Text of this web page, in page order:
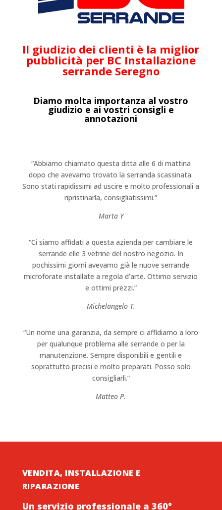
Il giudizio dei clienti è la miglior
pubblicità per BC Installazione
serrande Seregno
Diamo molta importanza al vostro
giudizio e ai vostri consigli e
annotazioni
“Abbiamo chiamato questa ditta alle 6 di mattina
dopo che avevamo trovato la serranda scassinata.
Sono stati rapidissimi ad uscire e molto professionali a
ripristinarla, consigliatissimi.”
Marta Y
“Ci siamo affidati a questa azienda per cambiare le
serrande elle 3 vetrine del nostro negozio. In
pochissimi giorni avevamo già le nuove serrande
microforate installate a regola d’arte. Ottimo servizio
e ottimi prezzi.”
Michelangelo T.
“Un nome una garanzia, da sempre ci affidiamo a loro
per qualunque problema alle serrande o per la
manutenzione. Sempre disponibili e gentili e
soprattutto precisi e molto preparati. Posso solo
consigliarli.”
Matteo P.
VENDITA, INSTALLAZIONE E
RIPARAZIONE
Un servizio professionale a 360°